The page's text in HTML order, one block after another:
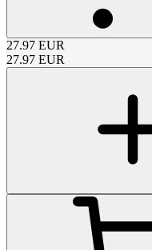
27.97 EUR
27.97 EUR